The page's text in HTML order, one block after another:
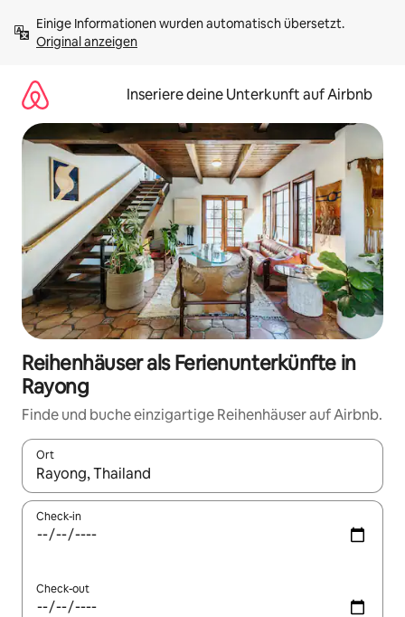
Inhalten
springenOriginal anzeigen
Inseriere deine Unterkunft auf Airbnb
Reihenhäuser als Ferienunterkünfte in
Rayong
Finde und buche einzigartige Reihenhäuser auf Airbnb.
Ort
Wenn Ergebnisse verfügbar sind, navigiere mit den
Check-in
Check-out